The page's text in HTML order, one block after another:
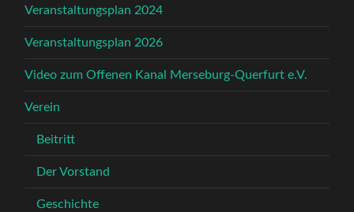
Veranstaltungsplan 2024
Veranstaltungsplan 2026
Video zum Offenen Kanal Merseburg-Querfurt e.V.
Verein
Beitritt
Der Vorstand
Geschichte